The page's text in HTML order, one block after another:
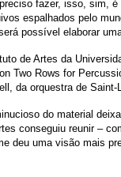
fazer, isso, sim,
espalhados pelo
possível elaborar
de Artes da
Two Rows for
da orquestra de
do material
conseguiu reunir –
deu uma visão mais